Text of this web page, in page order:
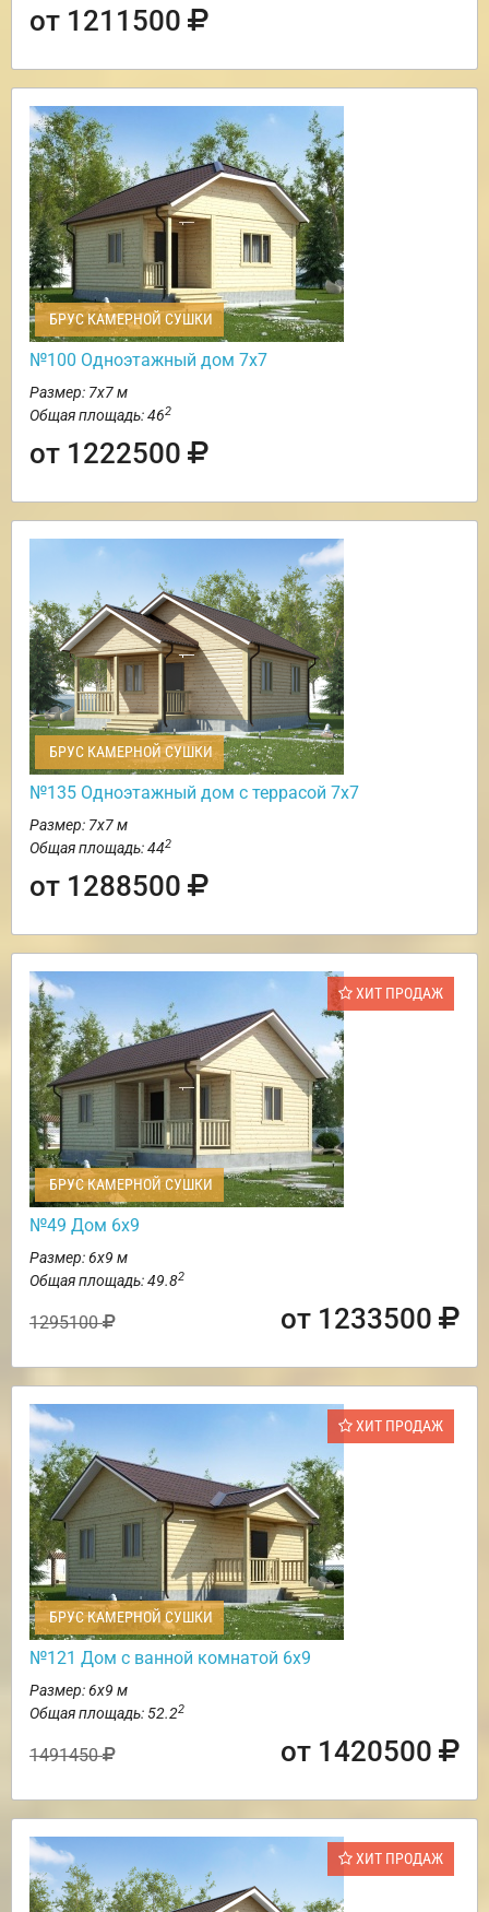
от 1211500
БРУС КАМЕРНОЙ СУШКИ
№100 Одноэтажный дом 7х7
Размер: 7х7 м
Общая площадь: 462
от 1222500
БРУС КАМЕРНОЙ СУШКИ
№135 Одноэтажный дом с террасой 7х7
Размер: 7х7 м
Общая площадь: 442
от 1288500
ХИТ ПРОДАЖ
БРУС КАМЕРНОЙ СУШКИ
№49 Дом 6х9
Размер: 6х9 м
Общая площадь: 49.82
1295100 от 1233500
ХИТ ПРОДАЖ
БРУС КАМЕРНОЙ СУШКИ
№121 Дом с ванной комнатой 6х9
Размер: 6х9 м
Общая площадь: 52.22
1491450 от 1420500
ХИТ ПРОДАЖ